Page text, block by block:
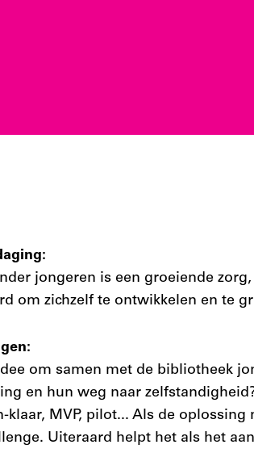
jongeren is een groeiende
om zichzelf te ontwikkelen en te
om samen met de bibliotheek
en hun weg naar
klaar, MVP, pilot... Als de oplossing
Uiteraard helpt het als het